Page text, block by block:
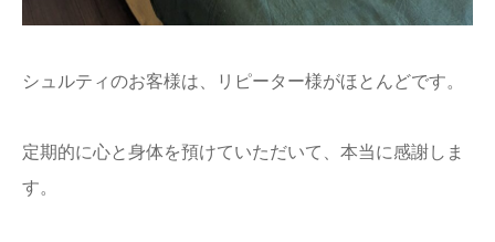
シュルティのお客様は、リピーター様がほとんどです。
定期的に心と身体を預けていただいて、本当に感謝しま
す。